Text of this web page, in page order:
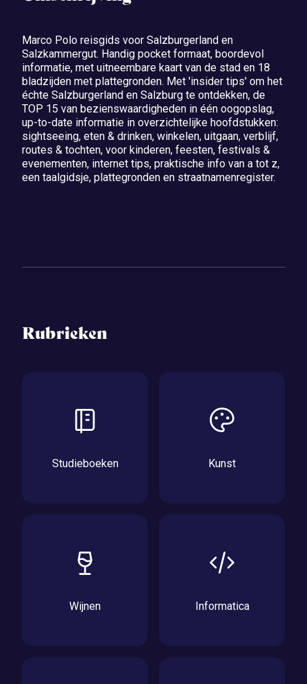
Marco Polo reisgids voor Salzburgerland en
Salzkammergut. Handig pocket formaat, boordevol
informatie, met uitneembare kaart van de stad en 18
bladzijden met plattegronden. Met 'insider tips' om het
échte Salzburgerland en Salzburg te ontdekken, de
TOP 15 van bezienswaardigheden in één oogopslag,
up-to-date informatie in overzichtelijke hoofdstukken:
sightseeing, eten & drinken, winkelen, uitgaan, verblijf,
routes & tochten, voor kinderen, feesten, festivals &
evenementen, internet tips, praktische info van a tot z,
een taalgidsje, plattegronden en straatnamenregister.
Rubrieken
Studieboeken Kunst
Wijnen Informatica